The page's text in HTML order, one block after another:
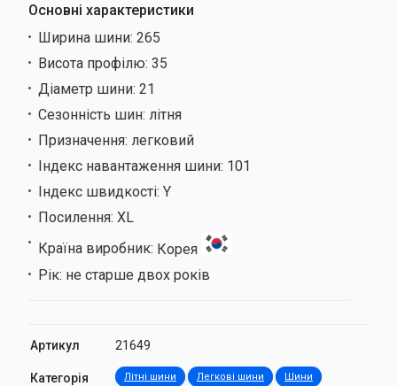
Основні характеристики
Ширина шини: 265
Висота профілю: 35
Діаметр шини: 21
Сезонність шин: літня
Призначення: легковий
Індекс навантаження шини: 101
Індекс швидкості: Y
Посилення: XL
Країна виробник: Корея
Рік: не старше двох років
Артикул 21649
Категорія Літні шини Легкові шини Шини